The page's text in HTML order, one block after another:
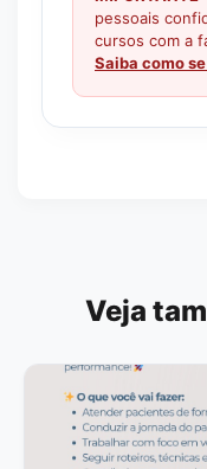
pessoais
cursos com a
Saiba como
Veja